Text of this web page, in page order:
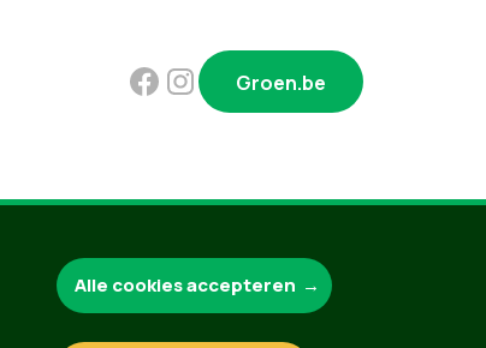
Groen.be
ContactPrivacybeleid
Alle cookies accepteren